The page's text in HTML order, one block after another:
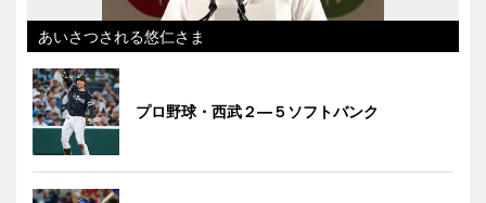
あいさつされる悠仁さま
プロ野球・西武２―５ソフトバンク